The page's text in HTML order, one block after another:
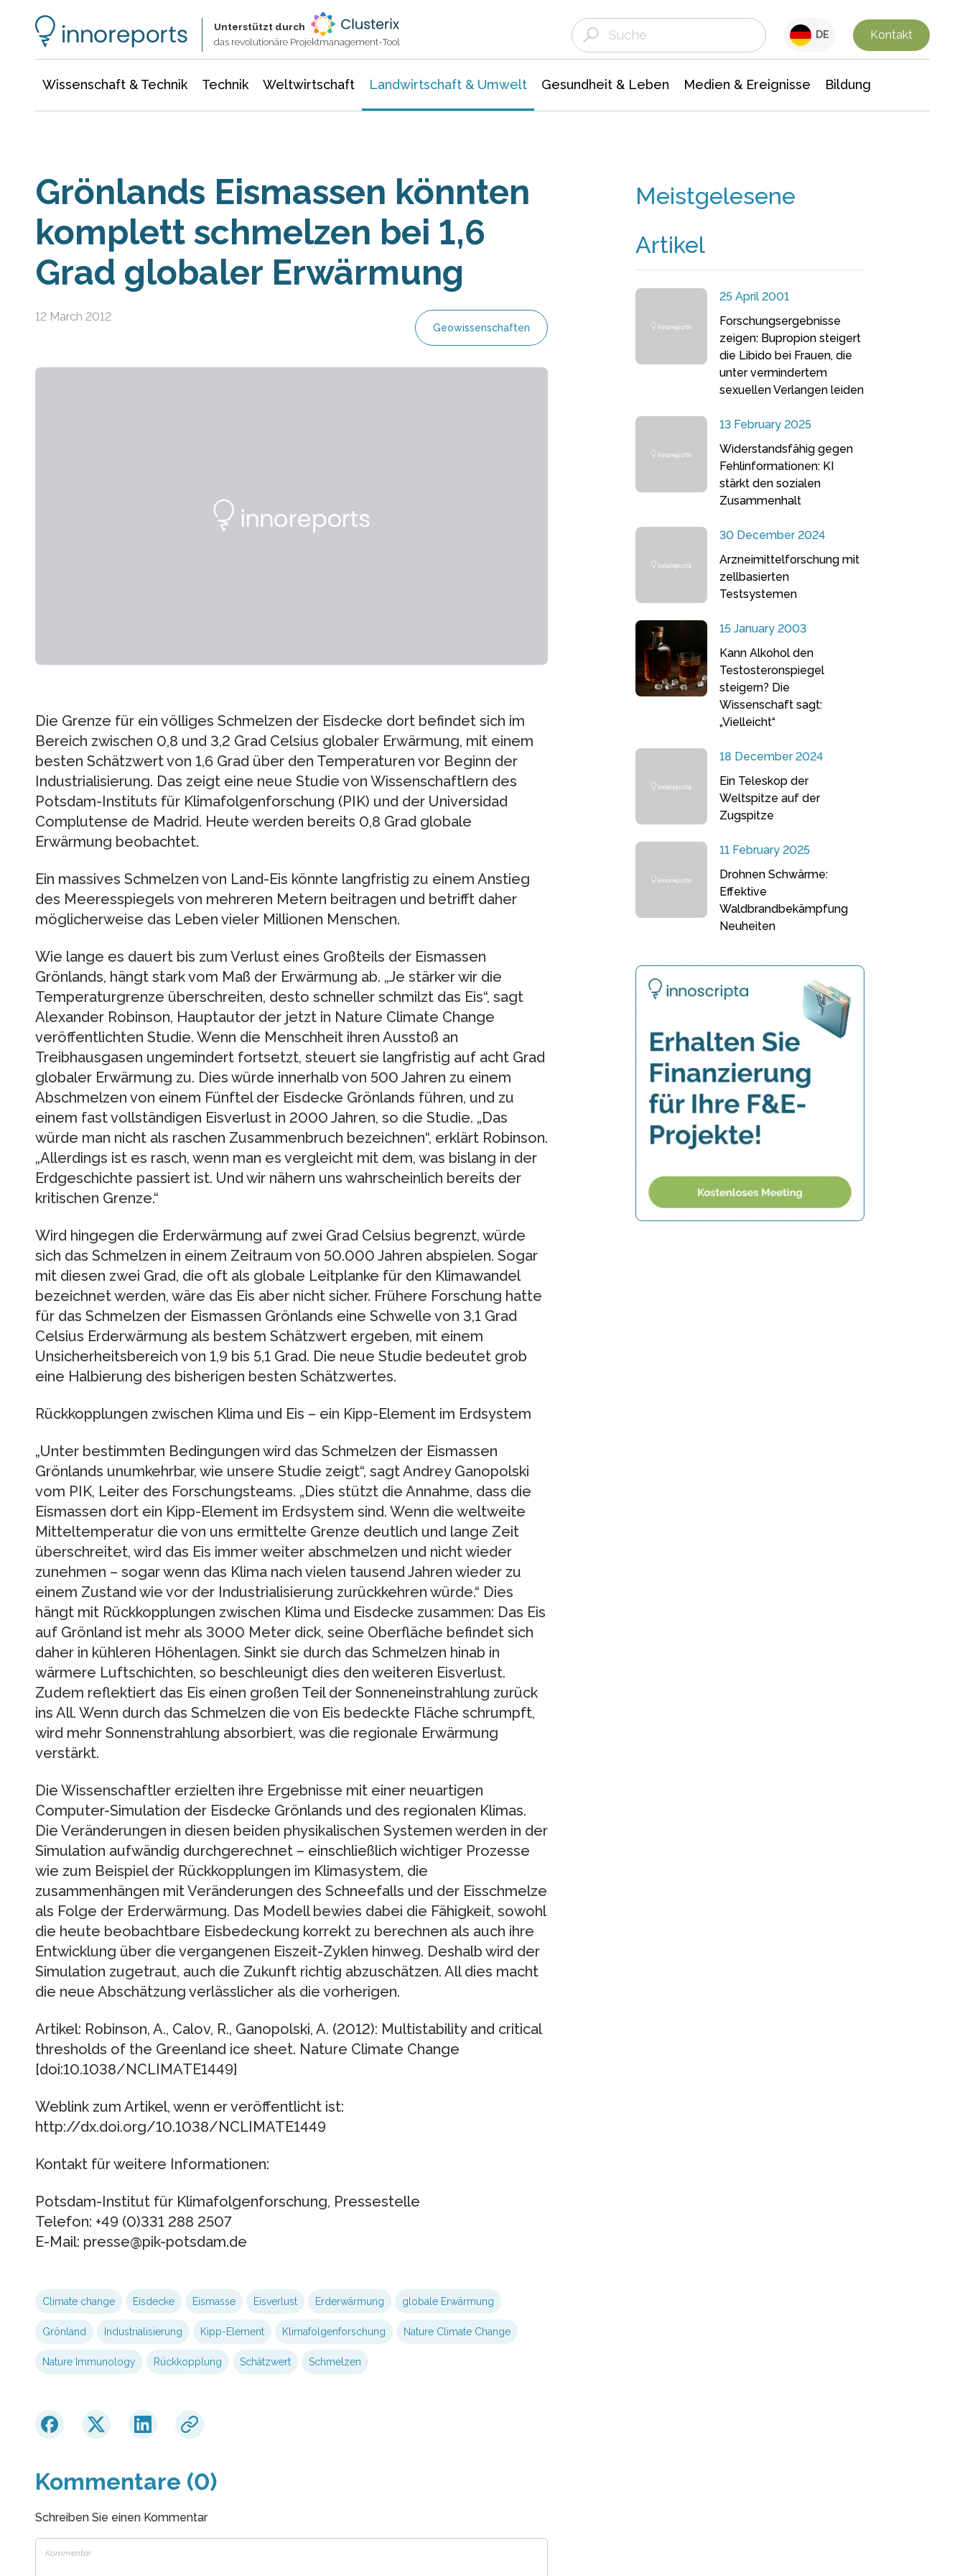
Unterstützt durch
das revolutionäre Projektmanagement-Tool
DE Kontakt
Wissenschaft & Technik Technik Weltwirtschaft Landwirtschaft & Umwelt Gesundheit & Leben Medien & Ereignisse Bildung
Grönlands Eismassen könnten
komplett schmelzen bei 1,6
Grad globaler Erwärmung
12 March 2012
Geowissenschaften
Die Grenze für ein völliges Schmelzen der Eisdecke dort befindet sich im
Bereich zwischen 0,8 und 3,2 Grad Celsius globaler Erwärmung, mit einem
besten Schätzwert von 1,6 Grad über den Temperaturen vor Beginn der
Industrialisierung. Das zeigt eine neue Studie von Wissenschaftlern des
Potsdam-Instituts für Klimafolgenforschung (PIK) und der Universidad
Complutense de Madrid. Heute werden bereits 0,8 Grad globale
Erwärmung beobachtet.
Ein massives Schmelzen von Land-Eis könnte langfristig zu einem Anstieg
des Meeresspiegels von mehreren Metern beitragen und betrifft daher
möglicherweise das Leben vieler Millionen Menschen.
Wie lange es dauert bis zum Verlust eines Großteils der Eismassen
Grönlands, hängt stark vom Maß der Erwärmung ab. „Je stärker wir die
Temperaturgrenze überschreiten, desto schneller schmilzt das Eis“, sagt
Alexander Robinson, Hauptautor der jetzt in Nature Climate Change
veröffentlichten Studie. Wenn die Menschheit ihren Ausstoß an
Treibhausgasen ungemindert fortsetzt, steuert sie langfristig auf acht Grad
globaler Erwärmung zu. Dies würde innerhalb von 500 Jahren zu einem
Abschmelzen von einem Fünftel der Eisdecke Grönlands führen, und zu
einem fast vollständigen Eisverlust in 2000 Jahren, so die Studie. „Das
würde man nicht als raschen Zusammenbruch bezeichnen“, erklärt Robinson.
„Allerdings ist es rasch, wenn man es vergleicht mit dem, was bislang in der
Erdgeschichte passiert ist. Und wir nähern uns wahrscheinlich bereits der
kritischen Grenze.“
Wird hingegen die Erderwärmung auf zwei Grad Celsius begrenzt, würde
sich das Schmelzen in einem Zeitraum von 50.000 Jahren abspielen. Sogar
mit diesen zwei Grad, die oft als globale Leitplanke für den Klimawandel
bezeichnet werden, wäre das Eis aber nicht sicher. Frühere Forschung hatte
für das Schmelzen der Eismassen Grönlands eine Schwelle von 3,1 Grad
Celsius Erderwärmung als bestem Schätzwert ergeben, mit einem
Unsicherheitsbereich von 1,9 bis 5,1 Grad. Die neue Studie bedeutet grob
eine Halbierung des bisherigen besten Schätzwertes.
Rückkopplungen zwischen Klima und Eis – ein Kipp-Element im Erdsystem
„Unter bestimmten Bedingungen wird das Schmelzen der Eismassen
Grönlands unumkehrbar, wie unsere Studie zeigt“, sagt Andrey Ganopolski
vom PIK, Leiter des Forschungsteams. „Dies stützt die Annahme, dass die
Eismassen dort ein Kipp-Element im Erdsystem sind. Wenn die weltweite
Mitteltemperatur die von uns ermittelte Grenze deutlich und lange Zeit
überschreitet, wird das Eis immer weiter abschmelzen und nicht wieder
zunehmen – sogar wenn das Klima nach vielen tausend Jahren wieder zu
einem Zustand wie vor der Industrialisierung zurückkehren würde.“ Dies
hängt mit Rückkopplungen zwischen Klima und Eisdecke zusammen: Das Eis
auf Grönland ist mehr als 3000 Meter dick, seine Oberfläche befindet sich
daher in kühleren Höhenlagen. Sinkt sie durch das Schmelzen hinab in
wärmere Luftschichten, so beschleunigt dies den weiteren Eisverlust.
Zudem reflektiert das Eis einen großen Teil der Sonneneinstrahlung zurück
ins All. Wenn durch das Schmelzen die von Eis bedeckte Fläche schrumpft,
wird mehr Sonnenstrahlung absorbiert, was die regionale Erwärmung
verstärkt.
Die Wissenschaftler erzielten ihre Ergebnisse mit einer neuartigen
Computer-Simulation der Eisdecke Grönlands und des regionalen Klimas.
Die Veränderungen in diesen beiden physikalischen Systemen werden in der
Simulation aufwändig durchgerechnet – einschließlich wichtiger Prozesse
wie zum Beispiel der Rückkopplungen im Klimasystem, die
zusammenhängen mit Veränderungen des Schneefalls und der Eisschmelze
als Folge der Erderwärmung. Das Modell bewies dabei die Fähigkeit, sowohl
die heute beobachtbare Eisbedeckung korrekt zu berechnen als auch ihre
Entwicklung über die vergangenen Eiszeit-Zyklen hinweg. Deshalb wird der
Simulation zugetraut, auch die Zukunft richtig abzuschätzen. All dies macht
die neue Abschätzung verlässlicher als die vorherigen.
Artikel: Robinson, A., Calov, R., Ganopolski, A. (2012): Multistability and critical
thresholds of the Greenland ice sheet. Nature Climate Change
[doi:10.1038/NCLIMATE1449]
Weblink zum Artikel, wenn er veröffentlicht ist:
http://dx.doi.org/10.1038/NCLIMATE1449
Kontakt für weitere Informationen:
Potsdam-Institut für Klimafolgenforschung, Pressestelle
Telefon: +49 (0)331 288 2507
E-Mail: presse@pik-potsdam.de
Climate change Eisdecke Eismasse Eisverlust Erderwärmung globale Erwärmung
Grönland Industrialisierung Kipp-Element Klimafolgenforschung Nature Climate Change
Nature Immunology Rückkopplung Schätzwert Schmelzen
Kommentare (0)
Schreiben Sie einen Kommentar
Meistgelesene
Artikel
25 April 2001
Forschungsergebnisse
zeigen: Bupropion steigert
die Libido bei Frauen, die
unter vermindertem
sexuellen Verlangen leiden
13 February 2025
Widerstandsfähig gegen
Fehlinformationen: KI
stärkt den sozialen
Zusammenhalt
30 December 2024
Arzneimittelforschung mit
zellbasierten
Testsystemen
15 January 2003
Kann Alkohol den
Testosteronspiegel
steigern? Die
Wissenschaft sagt:
„Vielleicht“
18 December 2024
Ein Teleskop der
Weltspitze auf der
Zugspitze
11 February 2025
Drohnen Schwärme:
Effektive
Waldbrandbekämpfung
Neuheiten